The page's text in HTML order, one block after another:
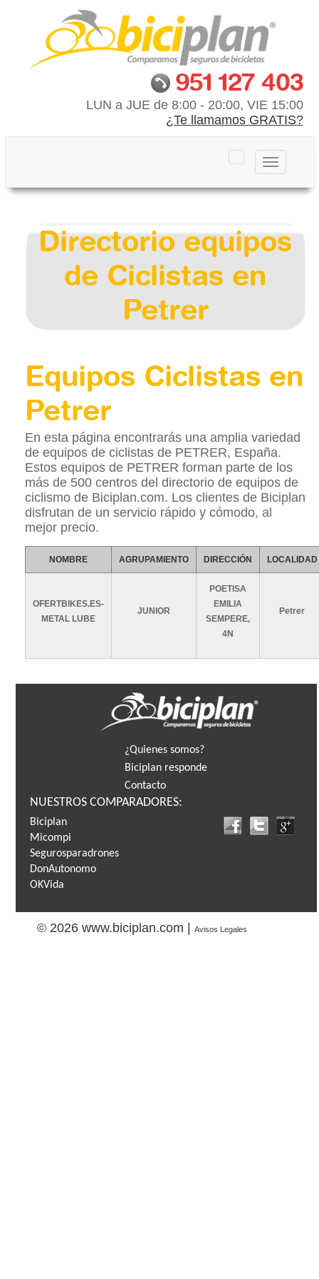
951 127 403
LUN a JUE de 8:00 - 20:00, VIE 15:00
¿Te llamamos GRATIS?
Toggle
navigation
Directorio equipos
de Ciclistas en
Petrer
Equipos Ciclistas en
Petrer
En esta página encontrarás una amplia variedad
de equipos de ciclistas de PETRER, España.
Estos equipos de PETRER forman parte de los
más de 500 centros del directorio de equipos de
ciclismo de Biciplan.com. Los clientes de Biciplan
disfrutan de un servicio rápido y cómodo, al
mejor precio.
NOMBRE AGRUPAMIENTO DIRECCIÓN LOCALIDAD
OFERTBIKES.ES-
METAL LUBE
JUNIOR
POETISA
EMILIA
SEMPERE,
4N
Petrer
¿Quienes somos?
Biciplan responde
Contacto
NUESTROS COMPARADORES:
Biciplan
Micompi
Segurosparadrones
DonAutonomo
OKVida
© 2026 www.biciplan.com |Avisos Legales